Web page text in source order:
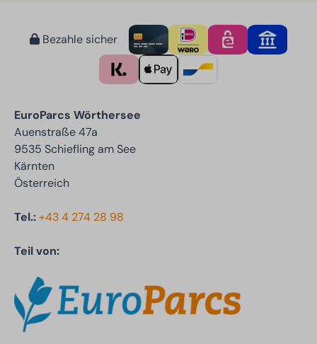
Bezahle sicher
EuroParcs Wörthersee
Auenstraße 47a
9535 Schiefling am See
Kärnten
Österreich
Tel.:+43 4 274 28 98
Teil von: